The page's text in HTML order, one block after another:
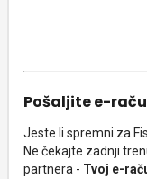
Pošaljite e-
Jeste li spremni za
Ne čekajte zadnji
partnera - Tvoj e-